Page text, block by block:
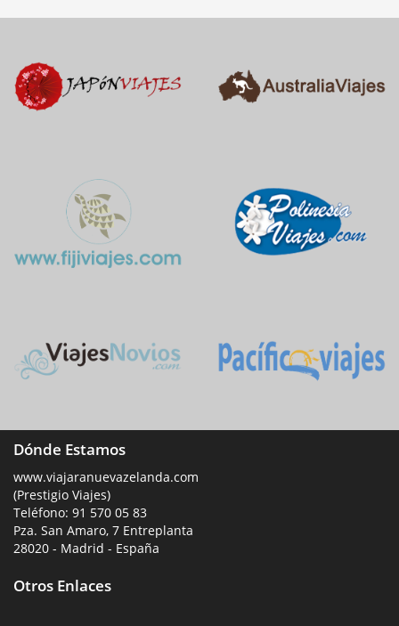
Dónde Estamos
www.viajaranuevazelanda.com
(Prestigio Viajes)
Teléfono: 91 570 05 83
Pza. San Amaro, 7 Entreplanta
28020 - Madrid - España
Otros Enlaces